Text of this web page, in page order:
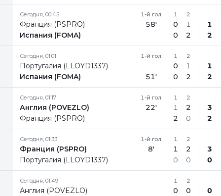
Сегодня, 00:45
Франция (PSPRO)
Испания (FOMA)
1-й гол
58'
1
0
0
2
1
2
1
2
Сегодня, 01:01
Португалия (LLOYD1337)
Испания (FOMA)
1-й гол
51'
1
0
0
2
1
2
1
2
Сегодня, 01:17
Англия (POVEZLO)
Франция (PSPRO)
1-й гол
22'
1
1
2
2
2
0
3
2
Сегодня, 01:33
Франция (PSPRO)
Португалия (LLOYD1337)
1-й гол
8'
1
1
0
2
2
0
3
0
Сегодня, 01:49
Англия (POVEZLO)
1
0
2
0
0